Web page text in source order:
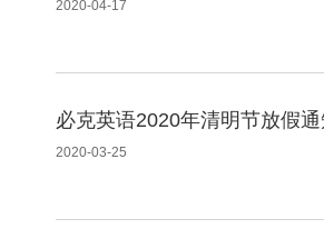
2020-04-17
必克英语2020年清明节放假通
2020-03-25